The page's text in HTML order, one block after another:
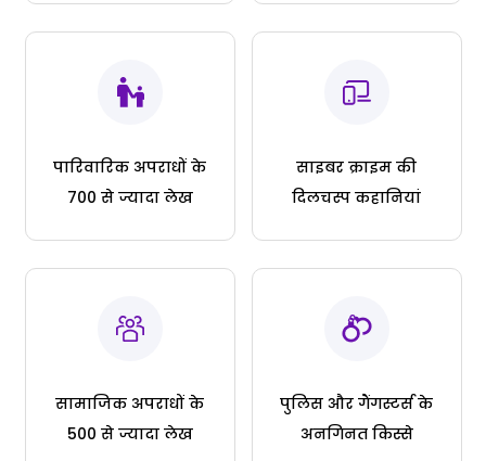
पारिवारिक अपराधों के
700 से ज्यादा लेख
साइबर क्राइम की
दिलचस्प कहानियां
सामाजिक अपराधों के
500 से ज्यादा लेख
पुलिस और गैंगस्टर्स के
अनगिनत किस्से